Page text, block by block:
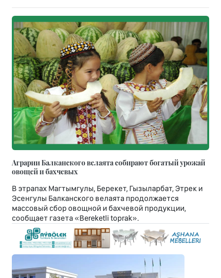
Аграрии Балканского велаята собирают богатый урожай
овощей и бахчевых
В этрапах Магтымгулы, Берекет, Гызыларбат, Этрек и
Эсенгулы Балканского велаята продолжается
массовый сбор овощной и бахчевой продукции,
сообщает газета «Bereketli toprak».